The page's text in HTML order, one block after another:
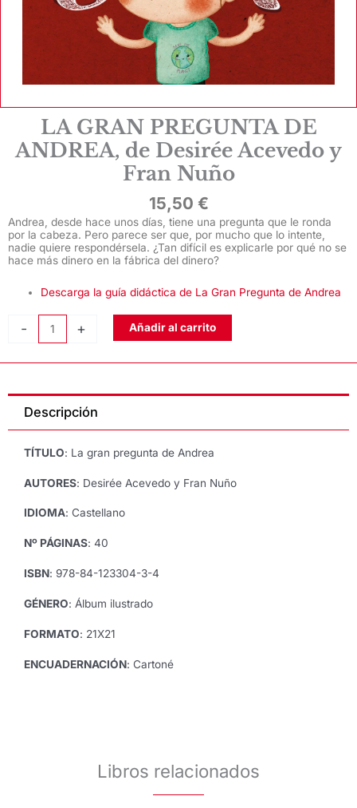
LA GRAN PREGUNTA DE
ANDREA, de Desirée Acevedo y
Fran Nuño
15,50 €
Andrea, desde hace unos días, tiene una pregunta que le ronda
por la cabeza. Pero parece ser que, por mucho que lo intente,
nadie quiere respondérsela. ¿Tan difícil es explicarle por qué no se
hace más dinero en la fábrica del dinero?
Descarga la guía didáctica de La Gran Pregunta de Andrea
-
ANDREA,
Desirée
Acevedo
Fran
cantidad
+ Añadir al carrito
Descripción
TÍTULO: La gran pregunta de Andrea
AUTORES: Desirée Acevedo y Fran Nuño
IDIOMA: Castellano
Nº PÁGINAS: 40
ISBN: 978-84-123304-3-4
GÉNERO: Álbum ilustrado
FORMATO: 21X21
ENCUADERNACIÓN: Cartoné
Libros relacionados